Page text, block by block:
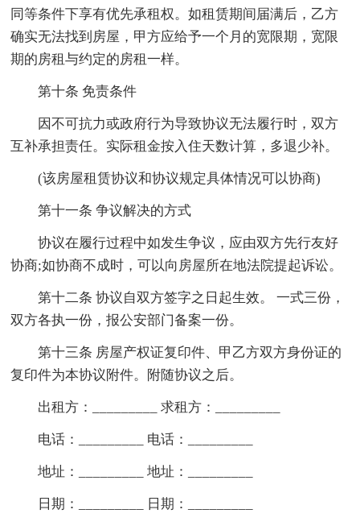
同等条件下享有优先承租权。如租赁期间届满后，乙方
确实无法找到房屋，甲方应给予一个月的宽限期，宽限
期的房租与约定的房租一样。
第十条 免责条件
因不可抗力或政府行为导致协议无法履行时，双方
互补承担责任。实际租金按入住天数计算，多退少补。
(该房屋租赁协议和协议规定具体情况可以协商)
第十一条 争议解决的方式
协议在履行过程中如发生争议，应由双方先行友好
协商;如协商不成时，可以向房屋所在地法院提起诉讼。
第十二条 协议自双方签字之日起生效。 一式三份，
双方各执一份，报公安部门备案一份。
第十三条 房屋产权证复印件、甲乙方双方身份证的
复印件为本协议附件。附随协议之后。
出租方：_________ 求租方：_________
电话：_________ 电话：_________
地址：_________ 地址：_________
日期：_________ 日期：_________